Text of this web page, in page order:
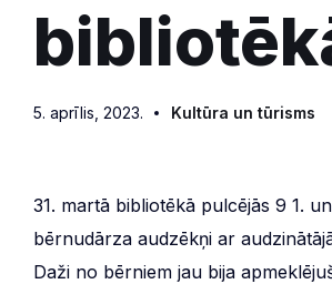
5. aprīlis, 2023. Kultūra un tūrisms
31. martā bibliotēkā pulcējās 9 1.
bērnudārza audzēkņi ar
Daži no bērniem jau bija